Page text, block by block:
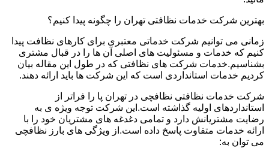
بهترین شرکت خدمات نظافتی تهران را چگونه پیدا کنیم؟
زمانی می توانیم شرکت خدماتی معتبری برای کارهای نظافت پیدا
کنیم که خدمات و مسئولیت های اصلی آن ها را در قبال مشتری
بشناسیم.خدمات شرکت های نظافتی که در طول این مقاله بیان
کردیم خدمات استانداردی است که این شرکت ها باید ارائه دهند.
شرکت خدمات نظافتی نظافچی در تهران پا را فراتر از
استانداردهای اولیه گذاشته است.این شرکت توجه ویژه ی به
رضایت مشتریانش دارد و تمامی دغدغه های مشتریان خود را با
ارائه خدمات متفاوت پاسخ داده است.از ویژگی های بارز نظافچی
می توان به: